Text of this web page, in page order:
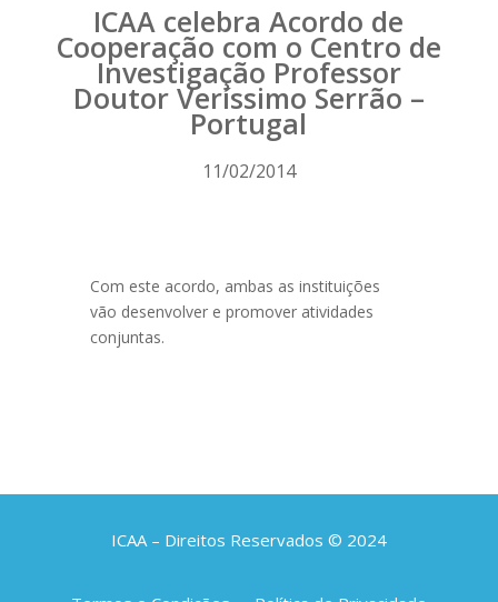
ICAA celebra Acordo de
Cooperação com o Centro de
Investigação Professor
Doutor Veríssimo Serrão –
Portugal
11/02/2014
Com este acordo, ambas as instituições
vão desenvolver e promover atividades
conjuntas.
ICAA – Direitos Reservados © 2024